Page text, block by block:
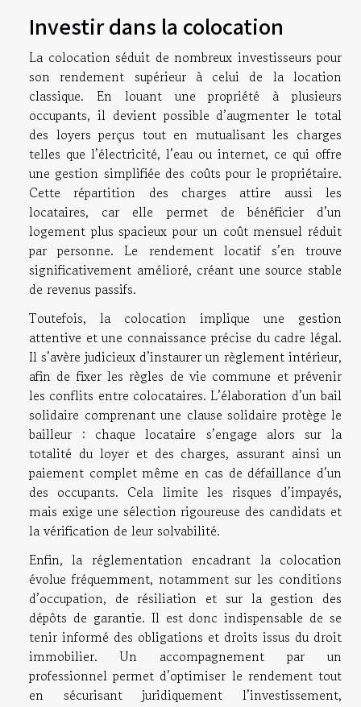
Investir dans la colocation
La colocation séduit de nombreux investisseurs pour
son rendement supérieur à celui de la location
classique. En louant une propriété à plusieurs
occupants, il devient possible d’augmenter le total
des loyers perçus tout en mutualisant les charges
telles que l’électricité, l’eau ou internet, ce qui offre
une gestion simplifiée des coûts pour le propriétaire.
Cette répartition des charges attire aussi les
locataires, car elle permet de bénéficier d’un
logement plus spacieux pour un coût mensuel réduit
par personne. Le rendement locatif s’en trouve
significativement amélioré, créant une source stable
de revenus passifs.
Toutefois, la colocation implique une gestion
attentive et une connaissance précise du cadre légal.
Il s’avère judicieux d’instaurer un règlement intérieur,
afin de fixer les règles de vie commune et prévenir
les conflits entre colocataires. L’élaboration d’un bail
solidaire comprenant une clause solidaire protège le
bailleur : chaque locataire s’engage alors sur la
totalité du loyer et des charges, assurant ainsi un
paiement complet même en cas de défaillance d’un
des occupants. Cela limite les risques d’impayés,
mais exige une sélection rigoureuse des candidats et
la vérification de leur solvabilité.
Enfin, la réglementation encadrant la colocation
évolue fréquemment, notamment sur les conditions
d’occupation, de résiliation et sur la gestion des
dépôts de garantie. Il est donc indispensable de se
tenir informé des obligations et droits issus du droit
immobilier. Un accompagnement par un
professionnel permet d’optimiser le rendement tout
en sécurisant juridiquement l’investissement,